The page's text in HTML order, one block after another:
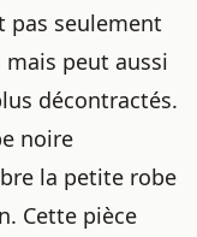
pas seulement
mais peut aussi
décontractés.
noire
la petite robe
Cette pièce